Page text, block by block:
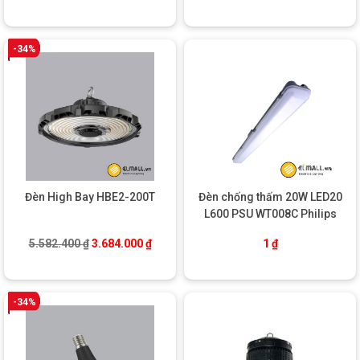
ƯU ĐIỂM CỦA SẢN PHẨM
-34%
Đèn High Bay HBE2-200T
5.582.400₫ Giá gốc là: 5.582.400 ₫.
3.684.000₫Giá hiện tại là: 3.684.000 ₫.
Đèn chống thấm 20W LED20
L600 PSU WT008C Philips
1 ₫
-34%